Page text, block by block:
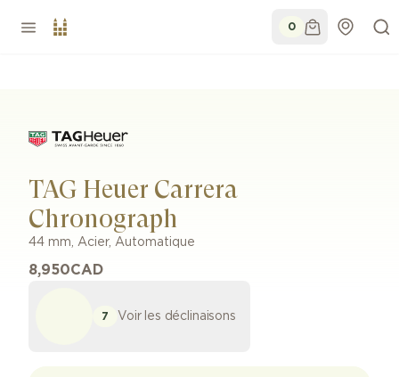
0
TAG Heuer Carrera
Chronograph
44 mm, Acier, Automatique
8,950CAD
7 Voir les déclinaisons